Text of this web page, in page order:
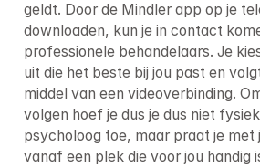
geldt. Door de Mindler app op je
downloaden, kun je in contact
professionele behandelaars. Je
uit die het beste bij jou past en
middel van een videoverbinding.
volgen hoef je dus je dus niet
psycholoog toe, maar praat je met
vanaf een plek die voor jou handig